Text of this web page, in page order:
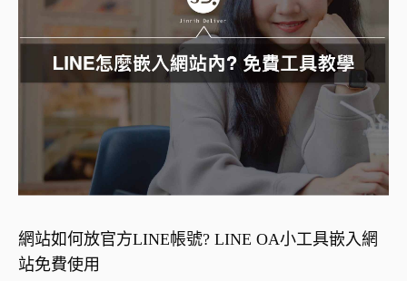
網站如何放官方LINE帳號? LINE OA小工具嵌入網
站免費使用